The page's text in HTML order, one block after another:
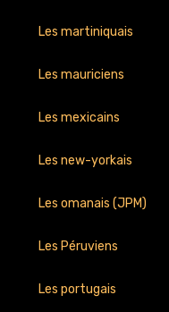
Les martiniquais
Les mauriciens
Les mexicains
Les new-yorkais
Les omanais (JPM)
Les Péruviens
Les portugais